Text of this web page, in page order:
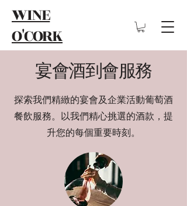
WINE
O'CORK
​宴會酒到會服務
探索我們精緻的宴會及企業活動葡萄酒
餐飲服務。以我們精心挑選的酒款，提
升您的每個重要時刻。